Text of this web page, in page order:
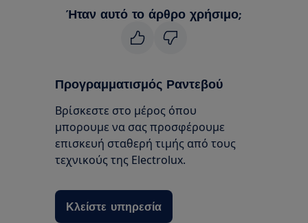
Ήταν αυτό το άρθρο χρήσιμο;
Προγραμματισμός Ραντεβού
Βρίσκεστε στο μέρος όπου
μπορουμε να σας προσφέρουμε
επισκευή σταθερή τιμής από τους
τεχνικούς της Electrolux.
Κλείστε υπηρεσία